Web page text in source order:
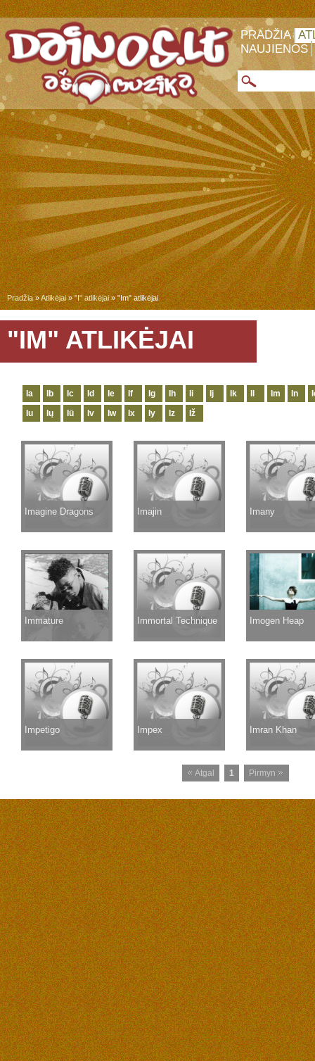
PRADŽIA
NAUJIENOS
Pradžia»Atlikėjai»"I" atlikėjai» "Im" atlikėjai
"IM" ATLIKĖJAI
Ia Ib Ic Id Ie If Ig Ih Ii Ij Ik Im In
Iu
Ių Iū Iv Iw Ix Iy Iz Iž
Imagine Dragons Imajin Imany
Immature Immortal Technique Imogen Heap
Impetigo Impex Imran Khan
Atgal 1 Pirmyn